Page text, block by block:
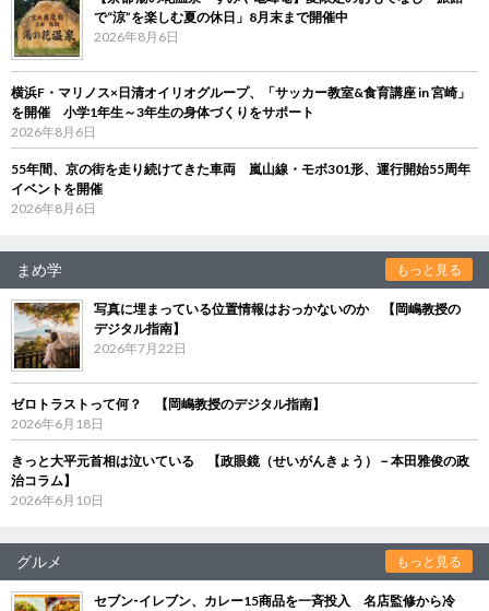
で“涼”を楽しむ夏の休日」8月末まで開催中
2026年8月6日
横浜F・マリノス×日清オイリオグループ、「サッカー教室&食育講座 in 宮崎」
を開催 小学1年生～3年生の身体づくりをサポート
2026年8月6日
55年間、京の街を走り続けてきた車両 嵐山線・モボ301形、運行開始55周年
イベントを開催
2026年8月6日
まめ学 もっと見る
写真に埋まっている位置情報はおっかないのか 【岡嶋教授の
デジタル指南】
2026年7月22日
ゼロトラストって何？ 【岡嶋教授のデジタル指南】
2026年6月18日
きっと大平元首相は泣いている 【政眼鏡（せいがんきょう）－本田雅俊の政
治コラム】
2026年6月10日
グルメ もっと見る
セブン‐イレブン、カレー15商品を一斉投入 名店監修から冷